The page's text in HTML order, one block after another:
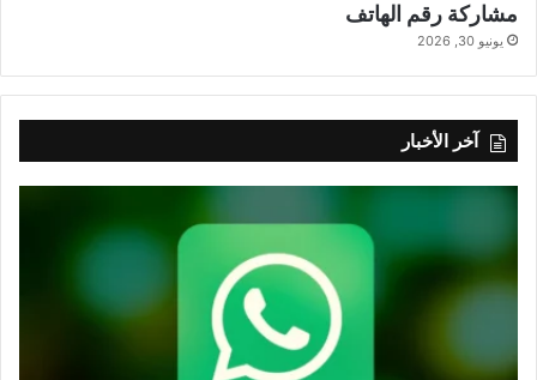
مشاركة رقم الهاتف
يونيو 30, 2026
آخر الأخبار